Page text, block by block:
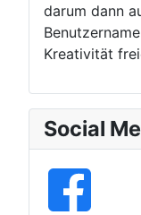
darum dann
Kreativität
Social